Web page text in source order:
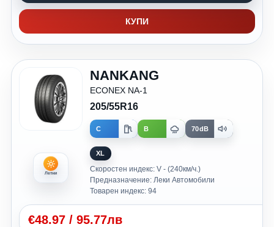
КУПИ
Летни
NANKANG
ECONEX NA-1
205/55R16
C B 70dB
XL
Скоростен индекс: V - (240км/ч.)
Предназначение: Леки Автомобили
Товарен индекс: 94
€48.97 / 95.77лв